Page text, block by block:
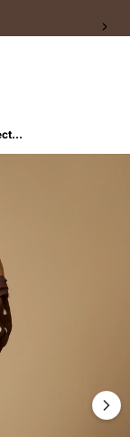
Pantalón con pinzas silueta recta tiro medio - Crudo